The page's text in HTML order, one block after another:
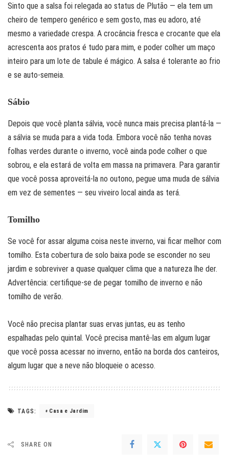
Sinto que a salsa foi relegada ao status de Plutão — ela tem um
cheiro de tempero genérico e sem gosto, mas eu adoro, até
mesmo a variedade crespa. A crocância fresca e crocante que ela
acrescenta aos pratos é tudo para mim, e poder colher um maço
inteiro para um lote de tabule é mágico. A salsa é tolerante ao frio
e se auto-semeia.
Sábio
Depois que você planta sálvia, você nunca mais precisa plantá-la —
a sálvia se muda para a vida toda. Embora você não tenha novas
folhas verdes durante o inverno, você ainda pode colher o que
sobrou, e ela estará de volta em massa na primavera. Para garantir
que você possa aproveitá-la no outono, pegue uma muda de sálvia
em vez de sementes — seu viveiro local ainda as terá.
Tomilho
Se você for assar alguma coisa neste inverno, vai ficar melhor com
tomilho. Esta cobertura de solo baixa pode se esconder no seu
jardim e sobreviver a quase qualquer clima que a natureza lhe der.
Advertência: certifique-se de pegar tomilho de inverno e não
tomilho de verão.
Você não precisa plantar suas ervas juntas, eu as tenho
espalhadas pelo quintal. Você precisa mantê-las em algum lugar
que você possa acessar no inverno, então na borda dos canteiros,
algum lugar que a neve não bloqueie o acesso.
TAGS: Casa e Jardim
SHARE ON